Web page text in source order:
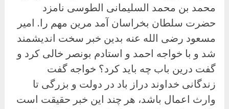
محمد بن محمد السلیمانی الطوسی نامزد
حضرت سلطان بخراسان آمد مرین مهم را. امیر
مسعود رضی الله عنه بدین خبر سخت اندیشمند
شد و با خواجه احمد و استادم بونصر خالی کرد و
گفت درین باب چه باید کرد؟ خواجه گفت
زندگانی خداوند دراز باد در دولت و بزرگی تا
وارث اعمال باشد، هر چند این خبر حقیقت است